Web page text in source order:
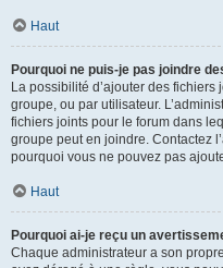
Haut
Pourquoi ne puis-je pas joindre
La possibilité d’ajouter des
groupe, ou par utilisateur.
fichiers joints pour le forum dans
groupe peut en joindre. Contactez
pourquoi vous ne pouvez pas
Haut
Pourquoi ai-je reçu un
Chaque administrateur a son